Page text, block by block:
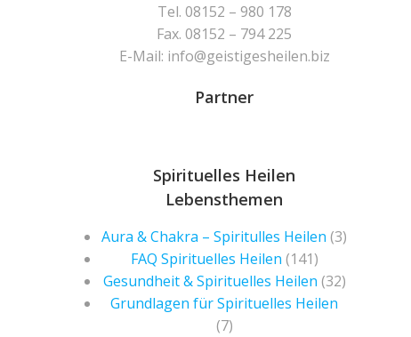
Tel. 08152 – 980 178
Fax. 08152 – 794 225
E-Mail: info@geistigesheilen.biz
Partner
Spirituelles Heilen
Lebensthemen
Aura & Chakra – Spiritulles Heilen (3)
FAQ Spirituelles Heilen (141)
Gesundheit & Spirituelles Heilen (32)
Grundlagen für Spirituelles Heilen
(7)